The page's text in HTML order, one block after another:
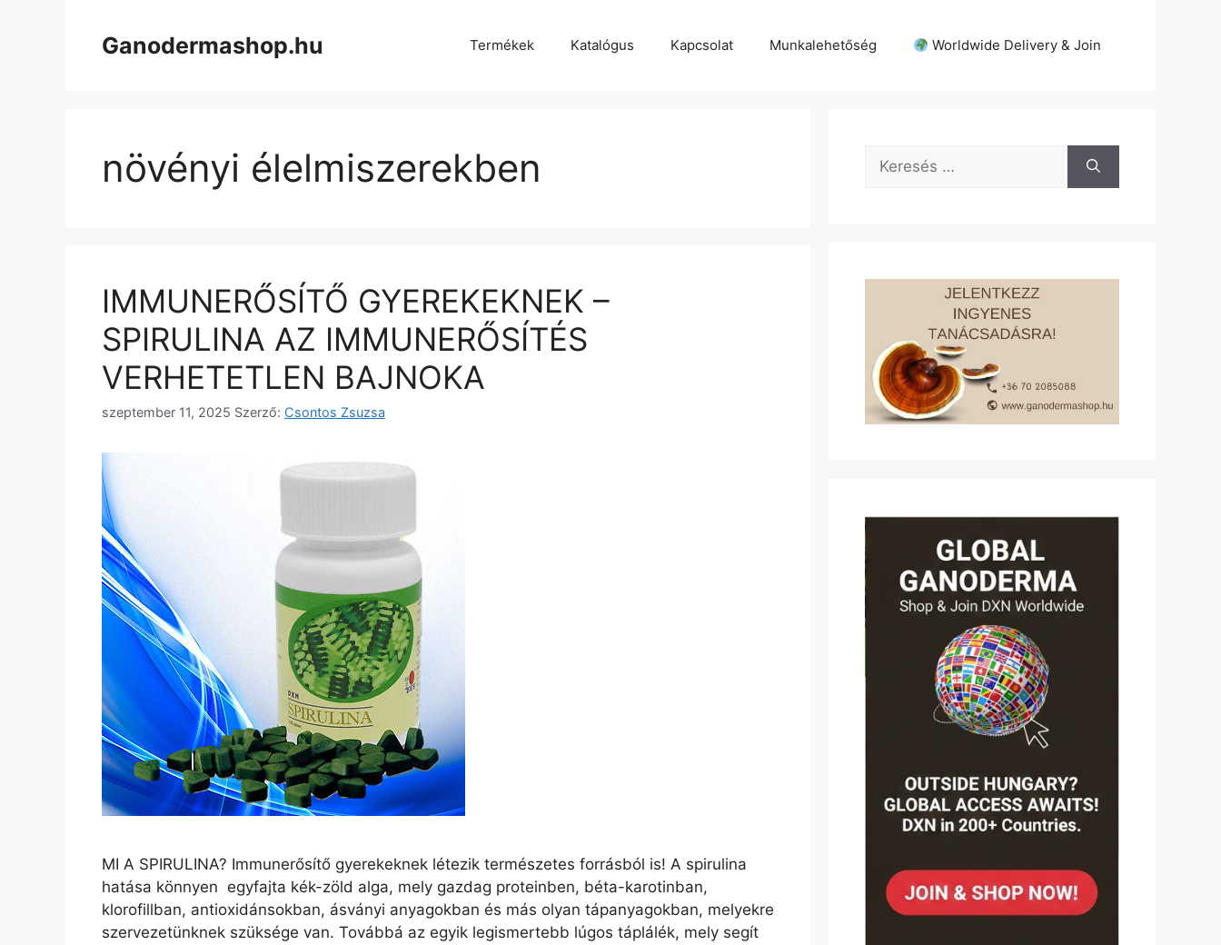
Ganodermashop.hu Termékek Katalógus Kapcsolat Munkalehetőség Worldwide Delivery & Join
növényi élelmiszerekben
IMMUNERŐSÍTŐ GYEREKEKNEK –
SPIRULINA AZ IMMUNERŐSÍTÉS
VERHETETLEN BAJNOKA
szeptember 11, 2025 Szerző: Csontos Zsuzsa
MI A SPIRULINA? Immunerősítő gyerekeknek létezik természetes forrásból is! A spirulina
hatása könnyen egyfajta kék-zöld alga, mely gazdag proteinben, béta-karotinban,
klorofillban, antioxidánsokban, ásványi anyagokban és más olyan tápanyagokban, melyekre
szervezetünknek szüksége van. Továbbá az egyik legismertebb lúgos táplálék, mely segít
Keresés: